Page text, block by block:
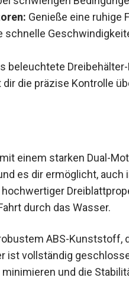
Genieße eine ruhige
schnelle
beleuchtete
die präzise Kontrolle
einem starken Dual-
es dir ermöglicht, auch
Ein hochwertiger
durch das Wasser.
ABS-Kunststoff,
ist vollständig
und die